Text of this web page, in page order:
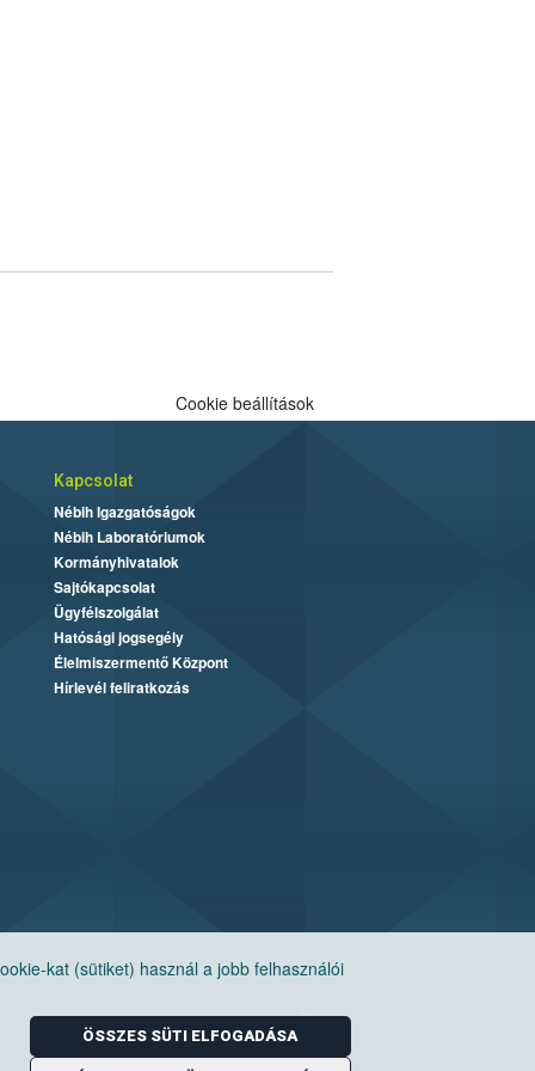
kat (sütiket) használ a jobb felhasználói
ÖSSZES SÜTI ELFOGADÁSA
Cookie beállítások
Kapcsolat
Nébih Igazgatóságok
Nébih Laboratóriumok
Kormányhivatalok
Sajtókapcsolat
Ügyfélszolgálat
Hatósági jogsegély
Élelmiszermentő Központ
Hírlevél feliratkozás